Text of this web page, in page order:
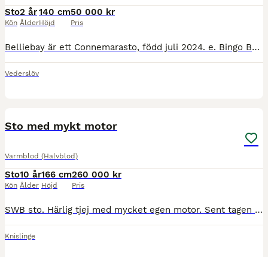
Sto
Kön
2 år
Ålder
140 cm
Höjd
50 000 kr
Pris
Belliebay är ett Connemarasto, född juli 2024. e. Bingo Bell RC 112 – u. Cashelbay Ella Hon beräknas bli maxad C/liten D-ponny. Skimmel, född gulbrun. HWSD N/N Nu finns möjligheten att förvärva et
Vederslöv
Sto med mykt motor
Varmblod (Halvblod)
Sto
Kön
10 år
Ålder
166 cm
Höjd
260 000 kr
Pris
SWB sto. Härlig tjej med mycket egen motor. Sent tagen och har mycket kvar att ge. Mycket framåtbjudning och snabbtänkt. Ägs av uppfödaren och kommer från en meriterad stostam med flera svårklass häst
Knislinge